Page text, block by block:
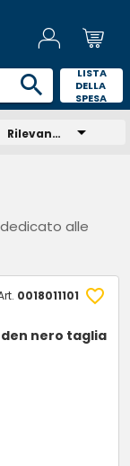
LISTA
DELLA
SPESA
Rilevanza
alle
0018011101
nero taglia